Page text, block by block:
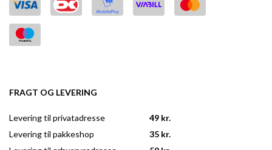
FRAGT OG LEVERING
Levering til privatadresse
Levering til pakkeshop
49 kr.
35 kr.